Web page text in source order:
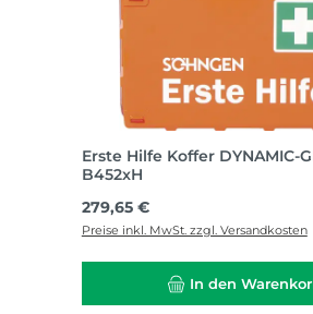
Erste Hilfe Koffer DYNAMIC-
B452xH
Regulärer Preis:
279,65 €
Preise inkl. MwSt. zzgl. Versandkosten
In den